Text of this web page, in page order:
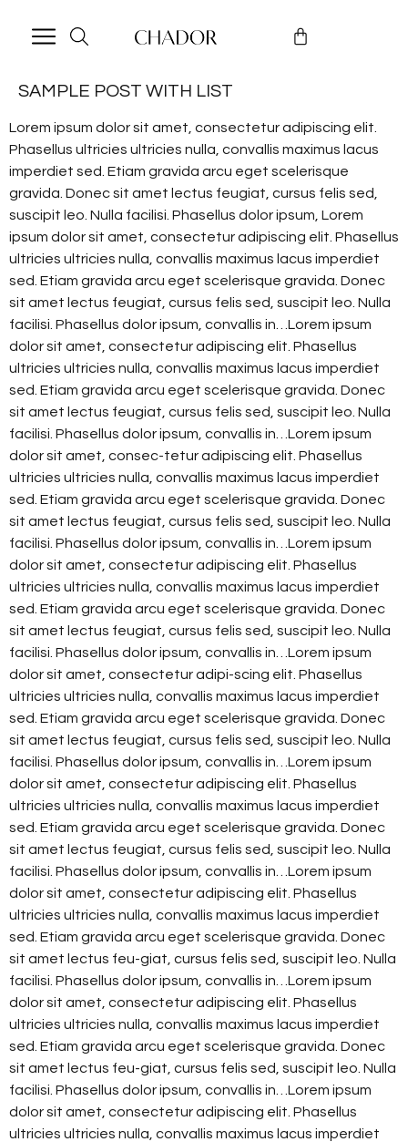
SAMPLE POST WITH LIST
Lorem ipsum dolor sit amet, consectetur adipiscing elit.
Phasellus ultricies ultricies nulla, convallis maximus lacus
imperdiet sed. Etiam gravida arcu eget scelerisque
gravida. Donec sit amet lectus feugiat, cursus felis sed,
suscipit leo. Nulla facilisi. Phasellus dolor ipsum, Lorem
ipsum dolor sit amet, consectetur adipiscing elit. Phasellus
ultricies ultricies nulla, convallis maximus lacus imperdiet
sed. Etiam gravida arcu eget scelerisque gravida. Donec
sit amet lectus feugiat, cursus felis sed, suscipit leo. Nulla
facilisi. Phasellus dolor ipsum, convallis in…Lorem ipsum
dolor sit amet, consectetur adipiscing elit. Phasellus
ultricies ultricies nulla, convallis maximus lacus imperdiet
sed. Etiam gravida arcu eget scelerisque gravida. Donec
sit amet lectus feugiat, cursus felis sed, suscipit leo. Nulla
facilisi. Phasellus dolor ipsum, convallis in…Lorem ipsum
dolor sit amet, consec-tetur adipiscing elit. Phasellus
ultricies ultricies nulla, convallis maximus lacus imperdiet
sed. Etiam gravida arcu eget scelerisque gravida. Donec
sit amet lectus feugiat, cursus felis sed, suscipit leo. Nulla
facilisi. Phasellus dolor ipsum, convallis in…Lorem ipsum
dolor sit amet, consectetur adipiscing elit. Phasellus
ultricies ultricies nulla, convallis maximus lacus imperdiet
sed. Etiam gravida arcu eget scelerisque gravida. Donec
sit amet lectus feugiat, cursus felis sed, suscipit leo. Nulla
facilisi. Phasellus dolor ipsum, convallis in…Lorem ipsum
dolor sit amet, consectetur adipi-scing elit. Phasellus
ultricies ultricies nulla, convallis maximus lacus imperdiet
sed. Etiam gravida arcu eget scelerisque gravida. Donec
sit amet lectus feugiat, cursus felis sed, suscipit leo. Nulla
facilisi. Phasellus dolor ipsum, convallis in…Lorem ipsum
dolor sit amet, consectetur adipiscing elit. Phasellus
ultricies ultricies nulla, convallis maximus lacus imperdiet
sed. Etiam gravida arcu eget scelerisque gravida. Donec
sit amet lectus feugiat, cursus felis sed, suscipit leo. Nulla
facilisi. Phasellus dolor ipsum, convallis in…Lorem ipsum
dolor sit amet, consectetur adipiscing elit. Phasellus
ultricies ultricies nulla, convallis maximus lacus imperdiet
sed. Etiam gravida arcu eget scelerisque gravida. Donec
sit amet lectus feu-giat, cursus felis sed, suscipit leo. Nulla
facilisi. Phasellus dolor ipsum, convallis in…Lorem ipsum
dolor sit amet, consectetur adipiscing elit. Phasellus
ultricies ultricies nulla, convallis maximus lacus imperdiet
sed. Etiam gravida arcu eget scelerisque gravida. Donec
sit amet lectus feu-giat, cursus felis sed, suscipit leo. Nulla
facilisi. Phasellus dolor ipsum, convallis in…Lorem ipsum
dolor sit amet, consectetur adipiscing elit. Phasellus
ultricies ultricies nulla, convallis maximus lacus imperdiet